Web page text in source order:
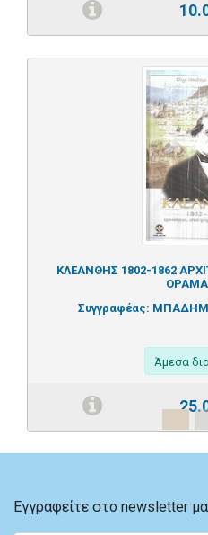
ΚΛΕΑΝΘΗΣ 1802-1862
Συγγραφέας:
Άμεσα
Εγγραφείτε στο newsletter